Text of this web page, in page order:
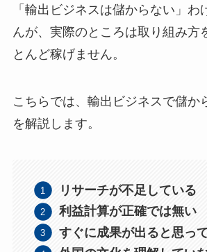
「輸出ビジネスは儲からない」わ
んが、実際のところは取り組み方
とんど稼げません。
こちらでは、輸出ビジネスで儲か
を解説します。
リサーチが不足している
利益計算が正確では無い
すぐに成果が出ると思っ